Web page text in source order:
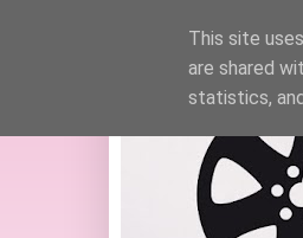
This site
are shared
statistics,